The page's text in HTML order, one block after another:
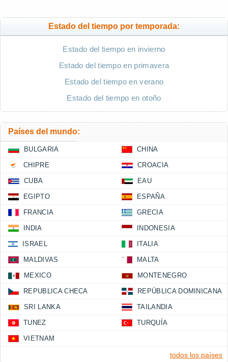
Estado del tiempo por temporada:
Estado del tiempo en invierno
Estado del tiempo en primavera
Estado del tiempo en verano
Estado del tiempo en otoño
Países del mundo:
BULGARIA CHINA
CHIPRE CROACIA
CUBA EAU
EGIPTO ESPAÑA
FRANCIA GRECIA
INDIA INDONESIA
ISRAEL ITALIA
MALDIVAS MALTA
MEXICO MONTENEGRO
REPUBLICA CHECA REPÚBLICA DOMINICANA
SRI LANKA TAILANDIA
TUNEZ TURQUÍA
VIETNAM
todos los países